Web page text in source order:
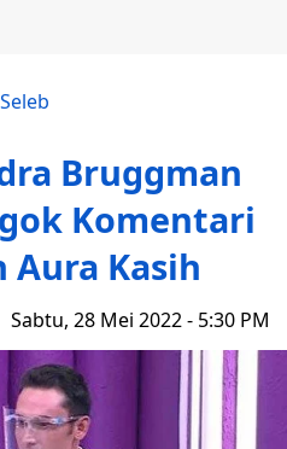
Seleb
Bruggman
Komentari
Aura Kasih
Sabtu, 28 Mei 2022 - 5:30 PM